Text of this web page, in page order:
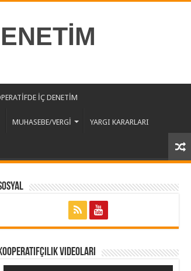
İÇ DENETİM
MUHASEBE/VERGİ YARGI KARARLARI
Videoları